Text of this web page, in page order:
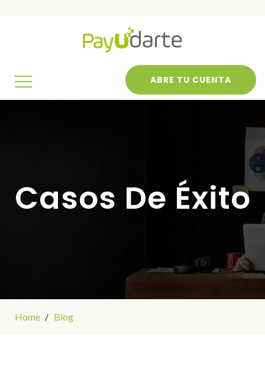
ABRE TU CUENTA
Casos De Éxito
Home Blog